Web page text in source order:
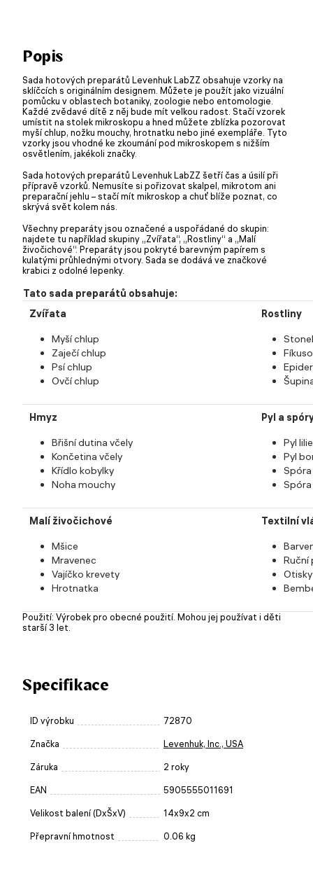
Popis
Sada hotových preparátů Levenhuk LabZZ obsahuje vzorky na
sklíčcích s originálním designem. Můžete je použít jako vizuální
pomůcku v oblastech botaniky, zoologie nebo entomologie.
Každé zvědavé dítě z něj bude mít velkou radost. Stačí vzorek
umístit na stolek mikroskopu a hned můžete zblízka pozorovat
myší chlup, nožku mouchy, hrotnatku nebo jiné exempláře. Tyto
vzorky jsou vhodné ke zkoumání pod mikroskopem s nižším
osvětlením, jakékoli značky.
Sada hotových preparátů Levenhuk LabZZ šetří čas a úsilí při
přípravě vzorků. Nemusíte si pořizovat skalpel, mikrotom ani
preparační jehlu – stačí mít mikroskop a chuť blíže poznat, co
skrývá svět kolem nás.
Všechny preparáty jsou označené a uspořádané do skupin:
najdete tu například skupiny „Zvířata“, „Rostliny“ a „Malí
živočichové“. Preparáty jsou pokryté barevným papírem s
kulatými průhlednými otvory. Sada se dodává ve značkové
krabici z odolné lepenky.
Tato sada preparátů obsahuje:
Zvířata
Myší chlup
Zaječí chlup
Psí chlup
Ovčí chlup
Rostliny
Hmyz
Břišní dutina včely
Končetina včely
Křídlo kobylky
Noha mouchy
Pyl a
Pyl lilie
Pyl
Malí živočichové
Mšice
Mravenec
Vajíčko krevety
Hrotnatka
Textilní
Ruční
Použití: Výrobek pro obecné použití. Mohou jej používat i děti
starší 3 let.
Specifikace
ID výrobku 72870
Značka Levenhuk, Inc., USA
Záruka 2 roky
EAN 5905555011691
Velikost balení (DxŠxV) 14x9x2 cm
Přepravní hmotnost 0.06 kg